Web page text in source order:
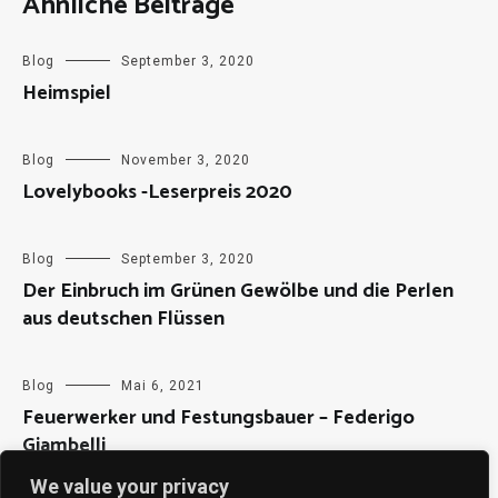
We value your privacy
Blog September 3, 2020
Heimspiel
Blog November 3, 2020
Lovelybooks -Leserpreis 2020
Blog September 3, 2020
Der Einbruch im Grünen Gewölbe und die Perlen
aus deutschen Flüssen
Blog Mai 6, 2021
Feuerwerker und Festungsbauer – Federigo
Giambelli